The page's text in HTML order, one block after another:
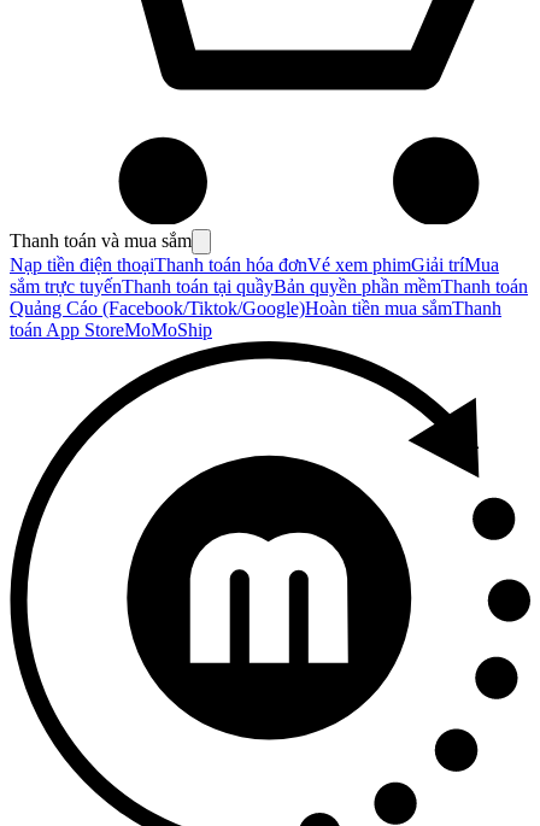
Thanh toán và mua sắm
Nạp tiền điện thoạiThanh toán hóa đơnVé xem phimGiải tríMua
sắm trực tuyếnThanh toán tại quầyBản quyền phần mềmThanh toán
Quảng Cáo (Facebook/Tiktok/Google)Hoàn tiền mua sắmThanh
toán App StoreMoMoShip